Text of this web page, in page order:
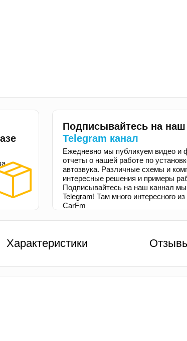
Подписывайтесь на наш
Telegram канал
Ежедневно мы публикуем видео и
отчеты о нашей работе по
автозвука. Различные схемы и
интересные решения и примеры
Подписывайтесь на наш каннал
Telegram! Там много интересного
CarFm
Характеристики